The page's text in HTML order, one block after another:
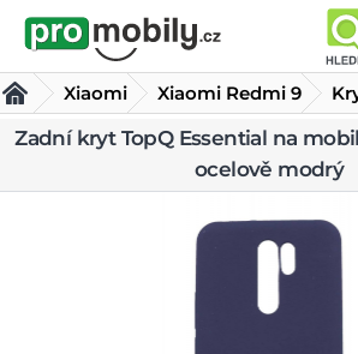
Xiaomi Xiaomi Redmi 9
Zadní kryt TopQ Essential na mobil
ocelově modrý
Zadní kryt TopQ Essential na
ocelově modrý